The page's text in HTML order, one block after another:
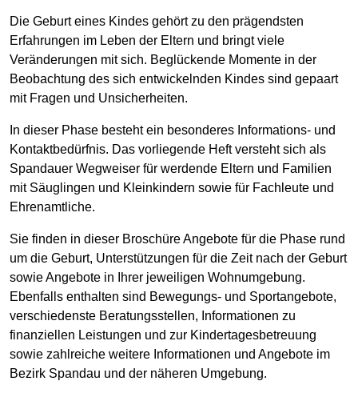
Die Geburt eines Kindes gehört zu den prägendsten
Erfahrungen im Leben der Eltern und bringt viele
Veränderungen mit sich. Beglückende Momente in der
Beobachtung des sich entwickelnden Kindes sind gepaart
mit Fragen und Unsicherheiten.
In dieser Phase besteht ein besonderes Informations- und
Kontaktbedürfnis. Das vorliegende Heft versteht sich als
Spandauer Wegweiser für werdende Eltern und Familien
mit Säuglingen und Kleinkindern sowie für Fachleute und
Ehrenamtliche.
Sie finden in dieser Broschüre Angebote für die Phase rund
um die Geburt, Unterstützungen für die Zeit nach der Geburt
sowie Angebote in Ihrer jeweiligen Wohnumgebung.
Ebenfalls enthalten sind Bewegungs- und Sportangebote,
verschiedenste Beratungsstellen, Informationen zu
finanziellen Leistungen und zur Kindertagesbetreuung
sowie zahlreiche weitere Informationen und Angebote im
Bezirk Spandau und der näheren Umgebung.